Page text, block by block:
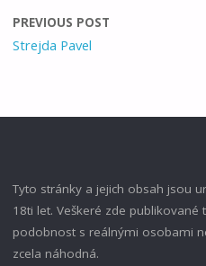
PREVIOUS POST
Strejda Pavel
Tyto stránky a jejich obsah jsou
18ti let. Veškeré zde
podobnost s reálnými osobami
zcela náhodná.